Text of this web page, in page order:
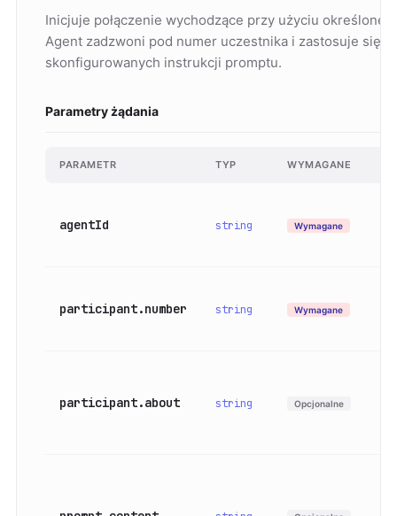
Inicjuje połączenie wychodzące przy użyciu
Agent zadzwoni pod numer uczestnika i zastosuje się
skonfigurowanych instrukcji promptu.
Parametry żądania
PARAMETR TYP WYMAGANE
agentId string Wymagane
participant.number string Wymagane
participant.about string Opcjonalne